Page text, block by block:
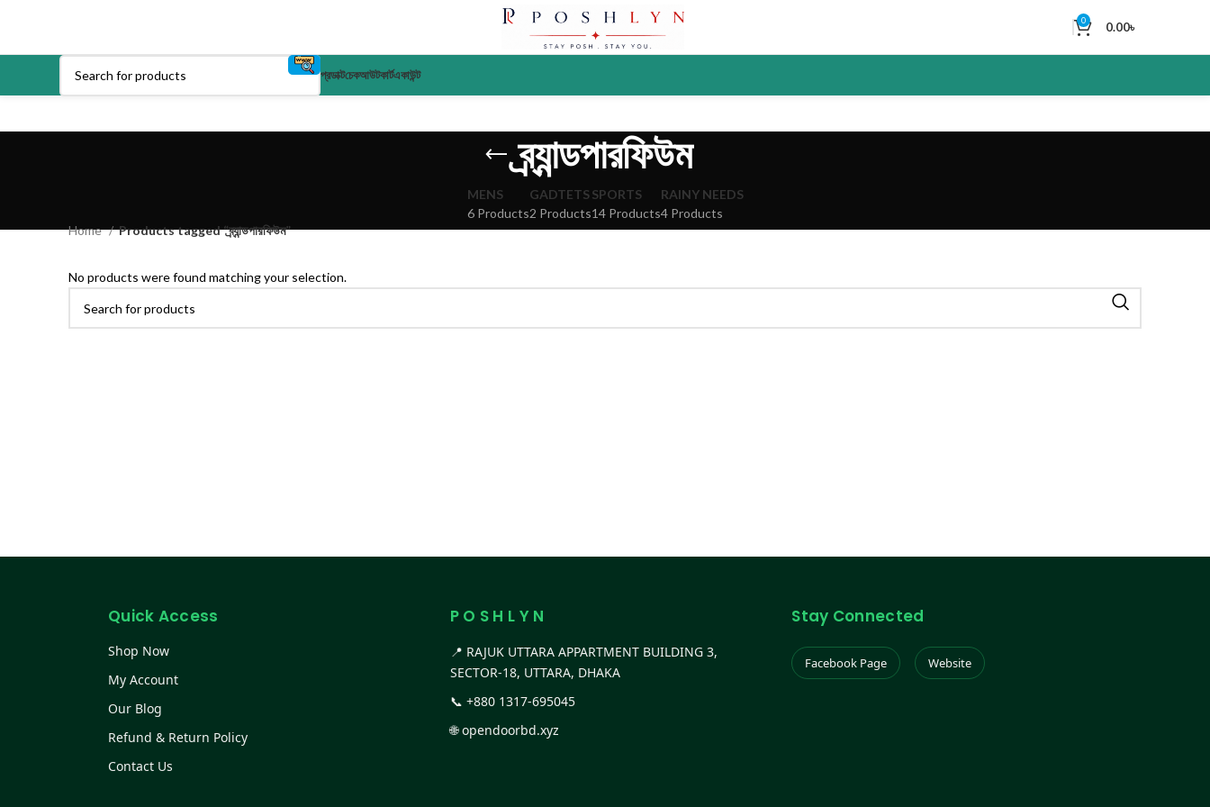
0 0.00৳
প্রডাক্টচেকআউটকার্টএকাউন্ট
ব্র্যান্ডপারফিউম
MENS
6 Products
GADTETS
2 Products
SPORTS
14 Products
RAINY NEEDS
4 Products
Home
Products tagged “ব্র্যান্ডপারফিউম”
No products were found matching your selection.
Quick Access
Shop Now
My Account
Our Blog
Refund & Return Policy
Contact Us
P O S H L Y N
📍 RAJUK UTTARA APPARTMENT BUILDING 3,
SECTOR-18, UTTARA, DHAKA
📞 +880 1317-695045
🌐opendoorbd.xyz
Stay Connected
Facebook Page Website